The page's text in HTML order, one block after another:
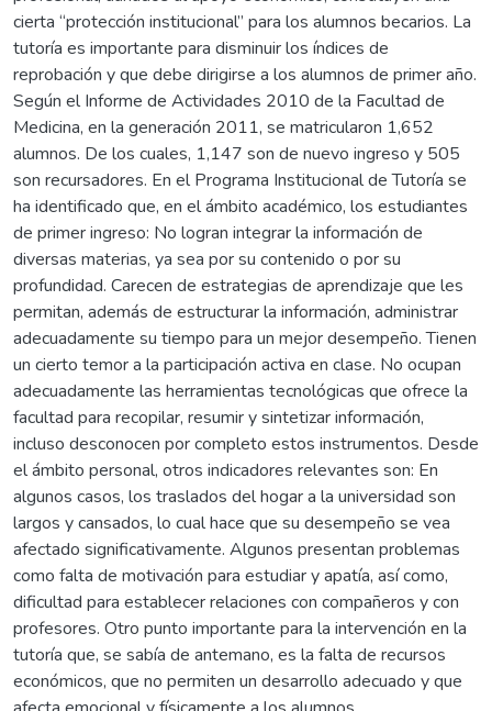
cierta “protección institucional” para los alumnos becarios. La
tutoría es importante para disminuir los índices de
reprobación y que debe dirigirse a los alumnos de primer año.
Según el Informe de Actividades 2010 de la Facultad de
Medicina, en la generación 2011, se matricularon 1,652
alumnos. De los cuales, 1,147 son de nuevo ingreso y 505
son recursadores. En el Programa Institucional de Tutoría se
ha identificado que, en el ámbito académico, los estudiantes
de primer ingreso: No logran integrar la información de
diversas materias, ya sea por su contenido o por su
profundidad. Carecen de estrategias de aprendizaje que les
permitan, además de estructurar la información, administrar
adecuadamente su tiempo para un mejor desempeño. Tienen
un cierto temor a la participación activa en clase. No ocupan
adecuadamente las herramientas tecnológicas que ofrece la
facultad para recopilar, resumir y sintetizar información,
incluso desconocen por completo estos instrumentos. Desde
el ámbito personal, otros indicadores relevantes son: En
algunos casos, los traslados del hogar a la universidad son
largos y cansados, lo cual hace que su desempeño se vea
afectado significativamente. Algunos presentan problemas
como falta de motivación para estudiar y apatía, así como,
dificultad para establecer relaciones con compañeros y con
profesores. Otro punto importante para la intervención en la
tutoría que, se sabía de antemano, es la falta de recursos
económicos, que no permiten un desarrollo adecuado y que